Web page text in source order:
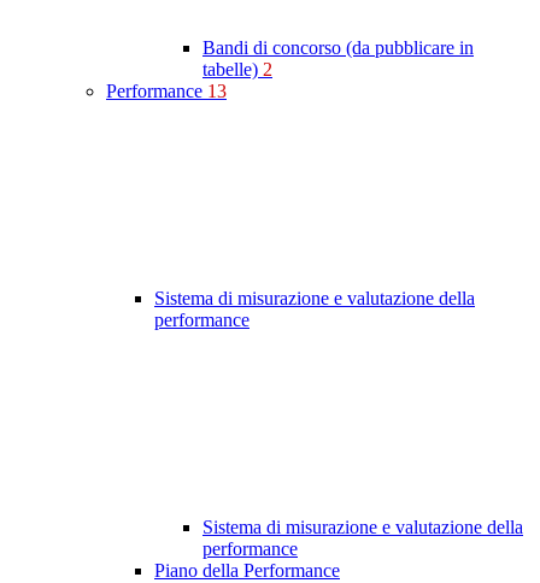
Bandi di concorso (da pubblicare in
tabelle) 2
Performance 13
Sistema di misurazione e valutazione della
performance
Sistema di misurazione e valutazione della
performance
Piano della Performance